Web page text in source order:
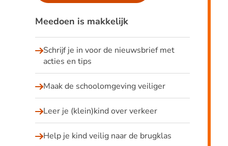
Meedoen is makkelijk
Schrijf je in voor de nieuwsbrief met
acties en tips
Maak de schoolomgeving veiliger
Leer je (klein)kind over verkeer
Help je kind veilig naar de brugklas